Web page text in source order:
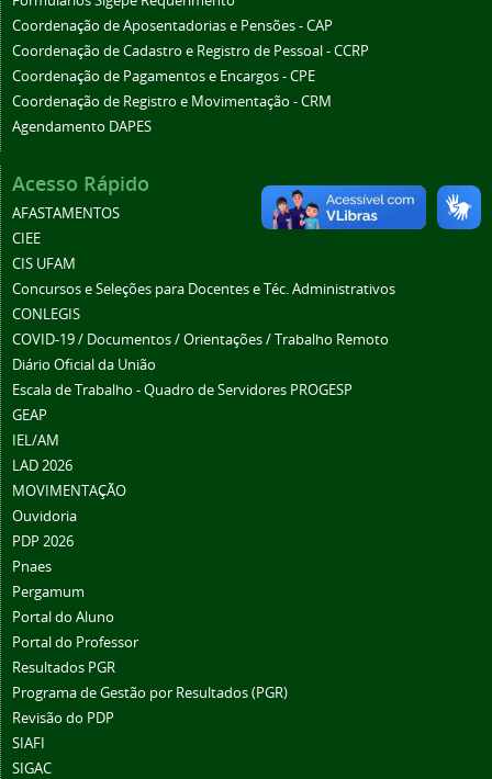
Coordenação de Aposentadorias e Pensões - CAP
Coordenação de Cadastro e Registro de Pessoal - CCRP
Coordenação de Pagamentos e Encargos - CPE
Coordenação de Registro e Movimentação - CRM
Agendamento DAPES
Acesso Rápido
AFASTAMENTOS
CIEE
CIS UFAM
Concursos e Seleções para Docentes e Téc. Administrativos
CONLEGIS
COVID-19 / Documentos / Orientações / Trabalho Remoto
Diário Oficial da União
Escala de Trabalho - Quadro de Servidores PROGESP
GEAP
IEL/AM
LAD 2026
MOVIMENTAÇÃO
Ouvidoria
PDP 2026
Pnaes
Pergamum
Portal do Aluno
Portal do Professor
Resultados PGR
Programa de Gestão por Resultados (PGR)
Revisão do PDP
SIAFI
SIGAC